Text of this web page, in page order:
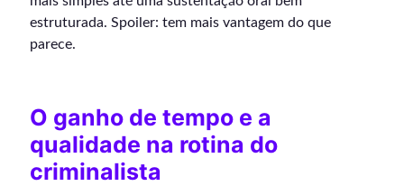
estruturada. Spoiler: tem mais vantagem do que
parece.
O ganho de tempo e a
qualidade na rotina do
criminalista